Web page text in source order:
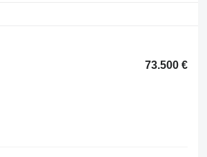
73.500 €